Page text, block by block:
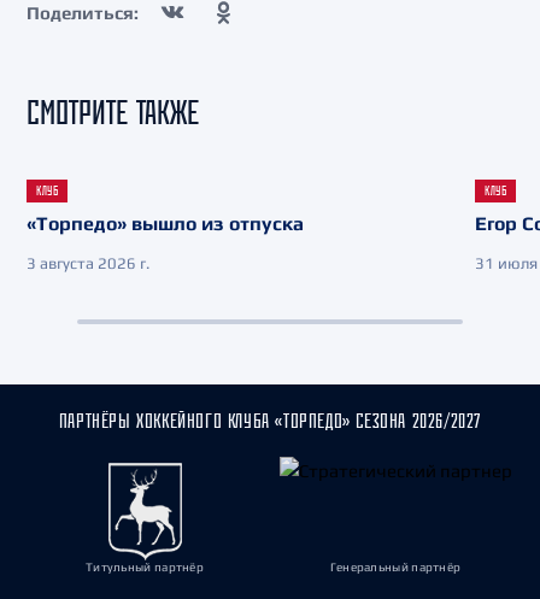
Поделиться:
СМОТРИТЕ ТАКЖЕ
КЛУБ
«Торпедо» вышло из отпуска
3 августа 2026 г.
КЛУБ
Егор
31 июля
ПАРТНЁРЫ ХОККЕЙНОГО КЛУБА «ТОРПЕДО» СЕЗОНА 2026/2027
Титульный партнёр Генеральный партнёр